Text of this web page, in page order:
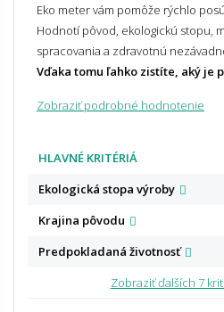
Eko meter vám pomôže rýchlo
Hodnotí pôvod, ekologickú stopu,
spracovania a zdravotnú
Vďaka tomu ľahko zistíte, aký je
Zobraziť podrobné hodnotenie
HLAVNÉ KRITÉRIÁ
Ekologická stopa výroby
Krajina pôvodu
Predpokladaná životnosť
Zobraziť ďalších 7